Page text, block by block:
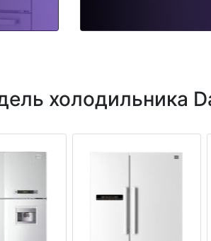
холодильника